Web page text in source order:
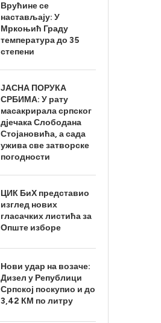
Врућине се
настављају: У
Мркоњић Граду
температура до 35
степени
ЈАСНА ПОРУКА
СРБИМА: У рату
масакрирала српског
дјечака Слободана
Стојановића, а сада
ужива све затворске
погодности
ЦИК БиХ представио
изглед нових
гласачких листића за
Опште изборе
Нови удар на возаче:
Дизел у Републици
Српској поскупио и до
3,42 КМ по литру